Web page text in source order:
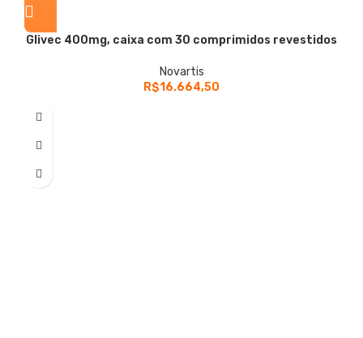
Glivec 400mg, caixa com 30 comprimidos revestidos
Novartis
R$16.664,50